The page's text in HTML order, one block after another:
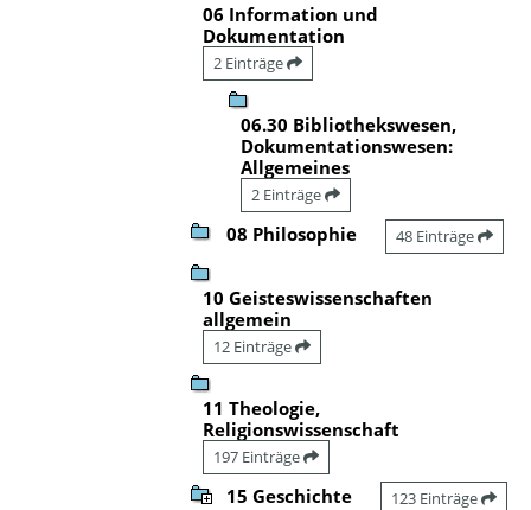
06 Information und
Dokumentation
2 Einträge
06.30 Bibliothekswesen,
Dokumentationswesen:
Allgemeines
2 Einträge
08 Philosophie 48 Einträge
10 Geisteswissenschaften
allgemein
12 Einträge
11 Theologie,
Religionswissenschaft
197 Einträge
15 Geschichte 123 Einträge